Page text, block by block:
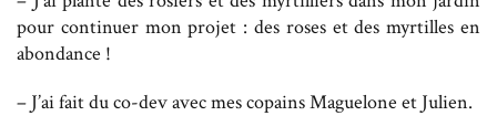
pour continuer mon projet : des roses et des myrtilles en
abondance !
– J’ai fait du co-dev avec mes copains Maguelone et Julien.